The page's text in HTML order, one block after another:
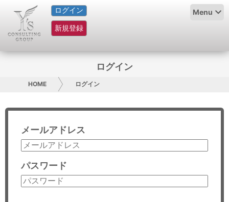
ログイン
新規登録
Menu
HOME
サービス紹介
グループ概要
採用情報
お問い合わせ
コンサルティング
ログイン
HOME ログイン
メールアドレス
パスワード